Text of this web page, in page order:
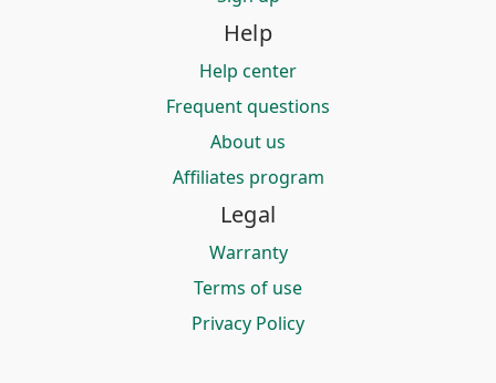
Help
Help center
Frequent questions
About us
Affiliates program
Legal
Warranty
Terms of use
Privacy Policy